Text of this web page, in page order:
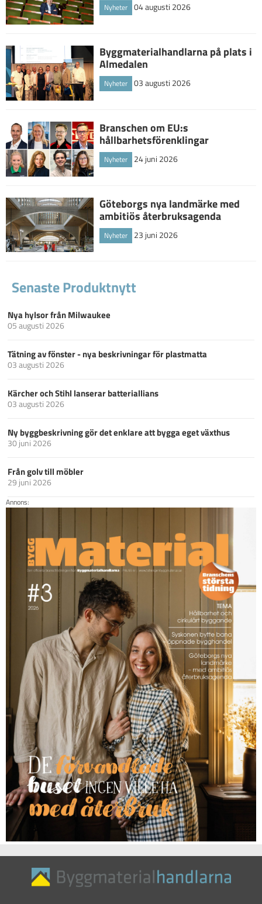
Nyheter 04 augusti 2026
Byggmaterialhandlarna på plats i
Almedalen
Nyheter 03 augusti 2026
Branschen om EU:s
hållbarhetsförenklingar
Nyheter 24 juni 2026
Göteborgs nya landmärke med
ambitiös återbruksagenda
Nyheter 23 juni 2026
Senaste Produktnytt
Nya hylsor från Milwaukee
05 augusti 2026
Tätning av fönster - nya beskrivningar för plastmatta
03 augusti 2026
Kärcher och Stihl lanserar batteriallians
03 augusti 2026
Ny byggbeskrivning gör det enklare att bygga eget växthus
30 juni 2026
Från golv till möbler
29 juni 2026
Annons: